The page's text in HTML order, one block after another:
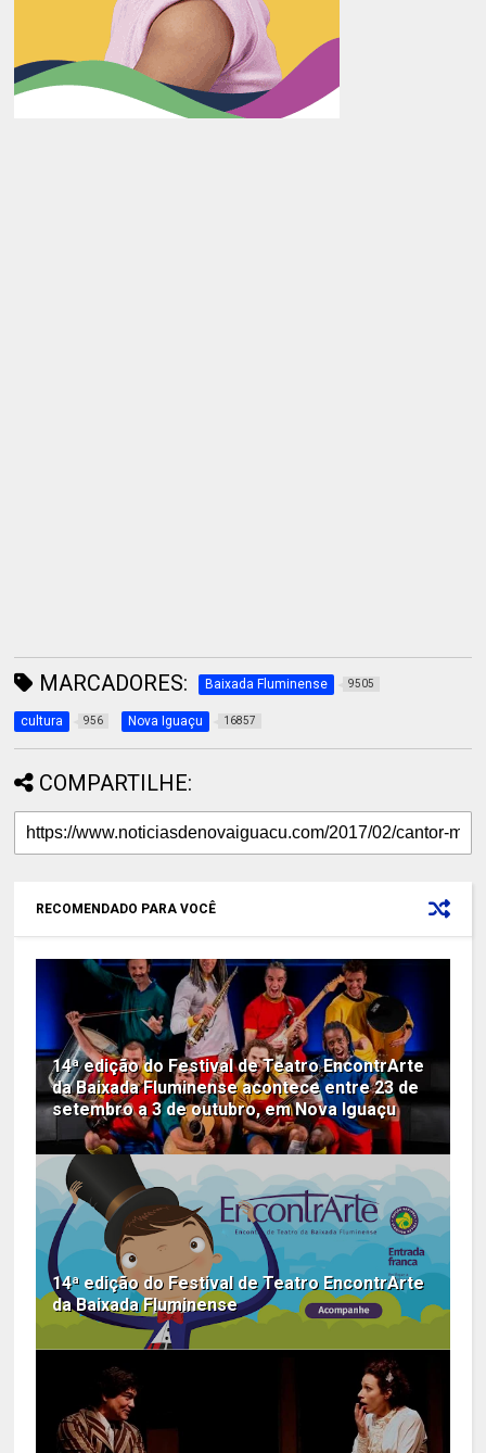
MARCADORES: Baixada Fluminense 9505
cultura 956 Nova Iguaçu 16857
COMPARTILHE:
RECOMENDADO PARA VOCÊ
14ª edição do Festival de Teatro EncontrArte
da Baixada Fluminense acontece entre 23 de
setembro a 3 de outubro, em Nova Iguaçu
14ª edição do Festival de Teatro EncontrArte
da Baixada Fluminense